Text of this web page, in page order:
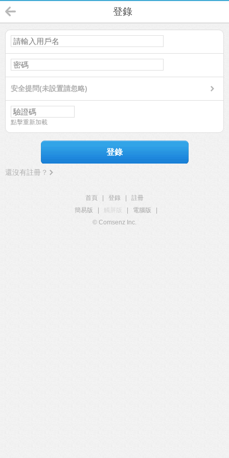
登錄
安全提問(未設置請忽略)
點擊重新加載
登錄
還沒有註冊？
首頁 登錄
註冊
簡易版
觸屏版 電腦版
© Comsenz Inc.